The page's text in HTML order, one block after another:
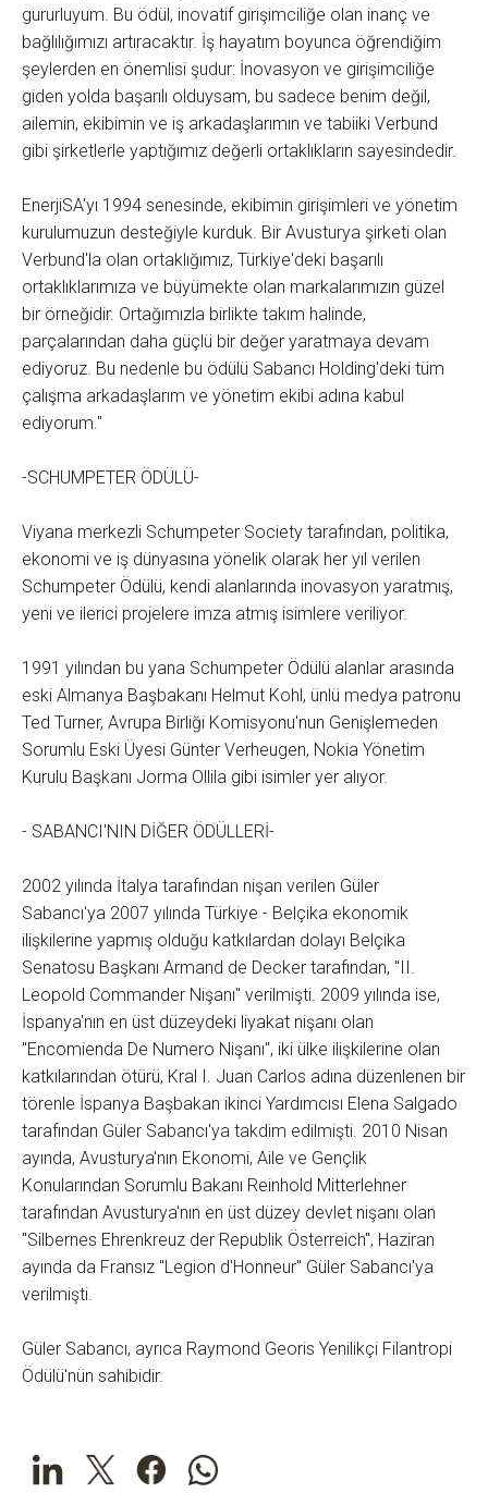
gururluyum. Bu ödül, inovatif girişimciliğe olan inanç ve
bağlılığımızı artıracaktır. İş hayatım boyunca öğrendiğim
şeylerden en önemlisi şudur: İnovasyon ve girişimciliğe
giden yolda başarılı olduysam, bu sadece benim değil,
ailemin, ekibimin ve iş arkadaşlarımın ve tabiiki Verbund
gibi şirketlerle yaptığımız değerli ortaklıkların sayesindedir.
EnerjiSA'yı 1994 senesinde, ekibimin girişimleri ve yönetim
kurulumuzun desteğiyle kurduk. Bir Avusturya şirketi olan
Verbund'la olan ortaklığımız, Türkiye'deki başarılı
ortaklıklarımıza ve büyümekte olan markalarımızın güzel
bir örneğidir. Ortağımızla birlikte takım halinde,
parçalarından daha güçlü bir değer yaratmaya devam
ediyoruz. Bu nedenle bu ödülü Sabancı Holding'deki tüm
çalışma arkadaşlarım ve yönetim ekibi adına kabul
ediyorum."
-SCHUMPETER ÖDÜLÜ-
Viyana merkezli Schumpeter Society tarafından, politika,
ekonomi ve iş dünyasına yönelik olarak her yıl verilen
Schumpeter Ödülü, kendi alanlarında inovasyon yaratmış,
yeni ve ilerici projelere imza atmış isimlere veriliyor.
1991 yılından bu yana Schumpeter Ödülü alanlar arasında
eski Almanya Başbakanı Helmut Kohl, ünlü medya patronu
Ted Turner, Avrupa Birliği Komisyonu'nun Genişlemeden
Sorumlu Eski Üyesi Günter Verheugen, Nokia Yönetim
Kurulu Başkanı Jorma Ollila gibi isimler yer alıyor.
- SABANCI'NIN DİĞER ÖDÜLLERİ-
2002 yılında İtalya tarafından nişan verilen Güler
Sabancı'ya 2007 yılında Türkiye - Belçika ekonomik
ilişkilerine yapmış olduğu katkılardan dolayı Belçika
Senatosu Başkanı Armand de Decker tarafından, "II.
Leopold Commander Nişanı" verilmişti. 2009 yılında ise,
İspanya'nın en üst düzeydeki liyakat nişanı olan
"Encomienda De Numero Nişanı", iki ülke ilişkilerine olan
katkılarından ötürü, Kral I. Juan Carlos adına düzenlenen bir
törenle İspanya Başbakan ikinci Yardımcısı Elena Salgado
tarafından Güler Sabancı'ya takdim edilmişti. 2010 Nisan
ayında, Avusturya'nın Ekonomi, Aile ve Gençlik
Konularından Sorumlu Bakanı Reinhold Mitterlehner
tarafından Avusturya'nın en üst düzey devlet nişanı olan
"Silbernes Ehrenkreuz der Republik Österreich", Haziran
ayında da Fransız "Legion d'Honneur" Güler Sabancı'ya
verilmişti.
Güler Sabancı, ayrıca Raymond Georis Yenilikçi Filantropi
Ödülü'nün sahibidir.